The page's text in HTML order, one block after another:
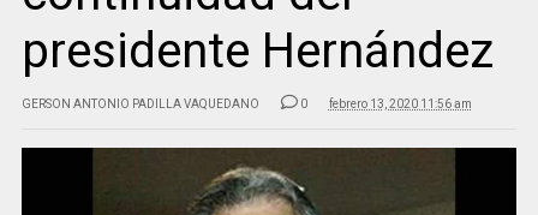
presidente Hernández
GERSON ANTONIO PADILLA VAQUEDANO 0 febrero 13, 2020 11:56 am